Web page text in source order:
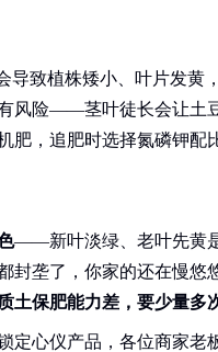
导致植株矮小、叶片发黄
风险——茎叶徒长会让土
，追肥时选择氮磷钾配
——新叶淡绿、老叶先黄
垄了，你家的还在慢悠
土保肥能力差，要少量多
定心仪产品，各位商家老